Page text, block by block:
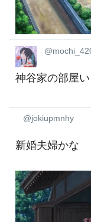
神谷家の部屋
@jokiupmnhy
新婚夫婦かな